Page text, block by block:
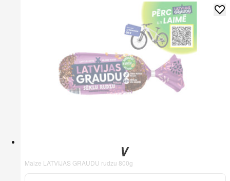
Maize LATVIJAS GRAUDU rudzu 800g